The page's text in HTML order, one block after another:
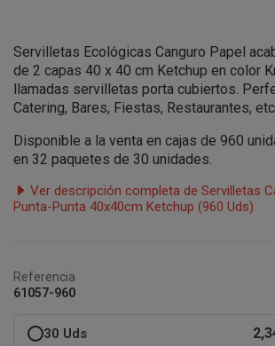
Servilletas Ecológicas Canguro Papel
de 2 capas 40 x 40 cm Ketchup en color
llamadas servilletas porta cubiertos.
Catering, Bares, Fiestas, Restaurantes,
Disponible a la venta en cajas de 960
en 32 paquetes de 30 unidades.
Ver descripción completa de Servilletas
Punta-Punta 40x40cm Ketchup (960 Uds)
Referencia
61057-960
30 Uds